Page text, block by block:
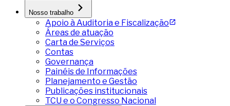
Nosso trabalho
Apoio à Auditoria e Fiscalização
Áreas de atuação
Carta de Serviços
Contas
Governança
Painéis de Informações
Planejamento e Gestão
Publicações institucionais
TCU e o Congresso Nacional